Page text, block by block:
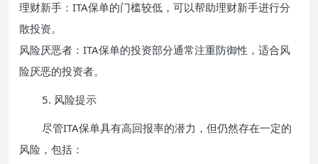
理财新手：ITA保单的门槛较低，可以帮助理财新手进行分
散投资。
风险厌恶者：ITA保单的投资部分通常注重防御性，适合风
险厌恶的投资者。
5. 风险提示
尽管ITA保单具有高回报率的潜力，但仍然存在一定的
风险，包括：